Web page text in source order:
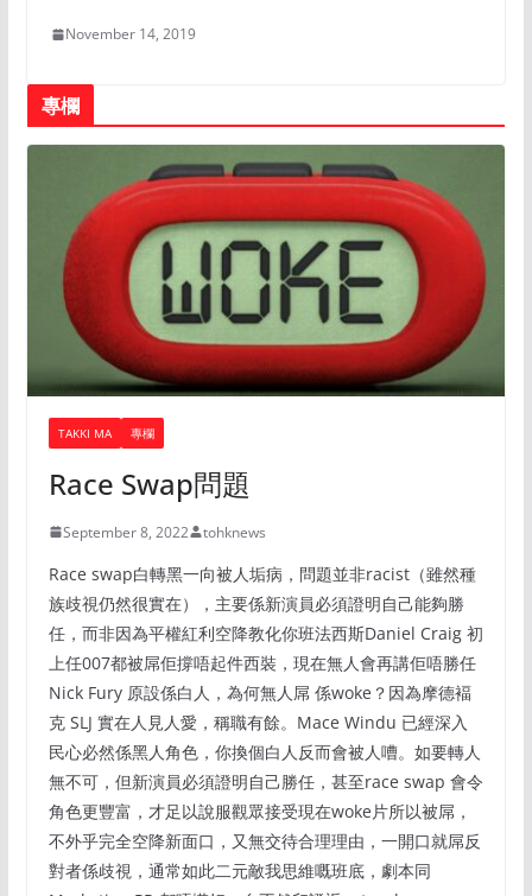
November 14, 2019
專欄
TAKKI MA 專欄
Race Swap問題
September 8, 2022 tohknews
Race swap白轉黑一向被人垢病，問題並非racist（雖然種
族歧視仍然很實在），主要係新演員必須證明自己能夠勝
任，而非因為平權紅利空降教化你班法西斯Daniel Craig 初
上任007都被屌佢撐唔起件西裝，現在無人會再講佢唔勝任
Nick Fury 原設係白人，為何無人屌 係woke？因為摩德褔
克 SLJ 實在人見人愛，稱職有餘。Mace Windu 已經深入
民心必然係黑人角色，你換個白人反而會被人嘈。如要轉人
無不可，但新演員必須證明自己勝任，甚至race swap 會令
角色更豐富，才足以說服觀眾接受現在woke片所以被屌，
不外乎完全空降新面口，又無交待合理理由，一開口就屌反
對者係歧視，通常如此二元敵我思維嘅班底，劇本同